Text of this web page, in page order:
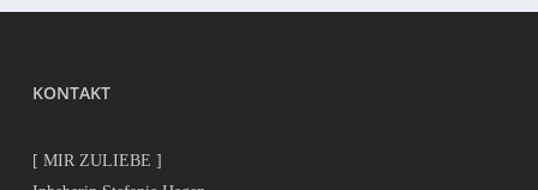
KONTAKT
[ MIR ZULIEBE ]